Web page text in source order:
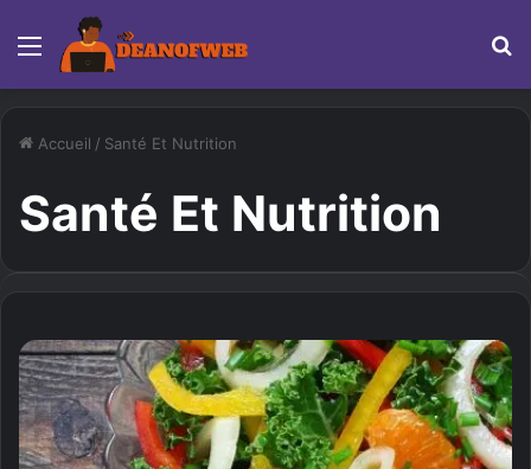
Menu
Accueil / Santé Et Nutrition
Santé Et Nutrition